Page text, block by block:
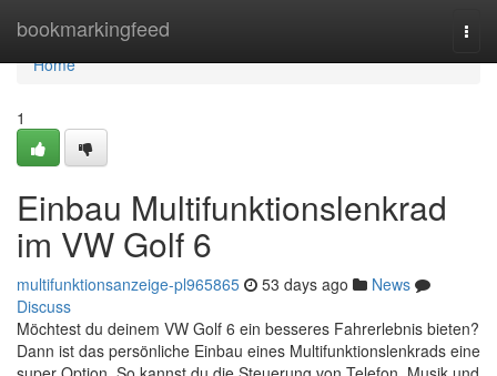
bookmarkingfeed
Home
Home
1
Einbau Multifunktionslenkrad
im VW Golf 6
multifunktionsanzeige-pl965865 53 days ago
News
Discuss
Möchtest du deinem VW Golf 6 ein besseres Fahrerlebnis bieten?
Dann ist das persönliche Einbau eines Multifunktionslenkrads eine